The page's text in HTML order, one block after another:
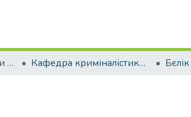
Факультет прокуратури та слідства (кримінальної юстиції) Кафедра криміналістики, судових експертиз та поліграфології